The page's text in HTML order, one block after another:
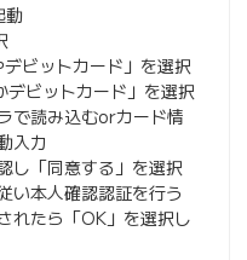
動
ビットカード」を選択
デビットカード」を選択
で読み込むorカード情
入力
し「同意する」を選択
い本人確認認証を行う
れたら「OK」を選択し